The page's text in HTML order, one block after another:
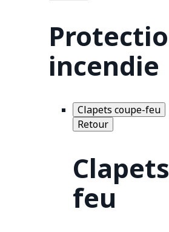
incendie
Clapets coupe-feu
Retour
feu